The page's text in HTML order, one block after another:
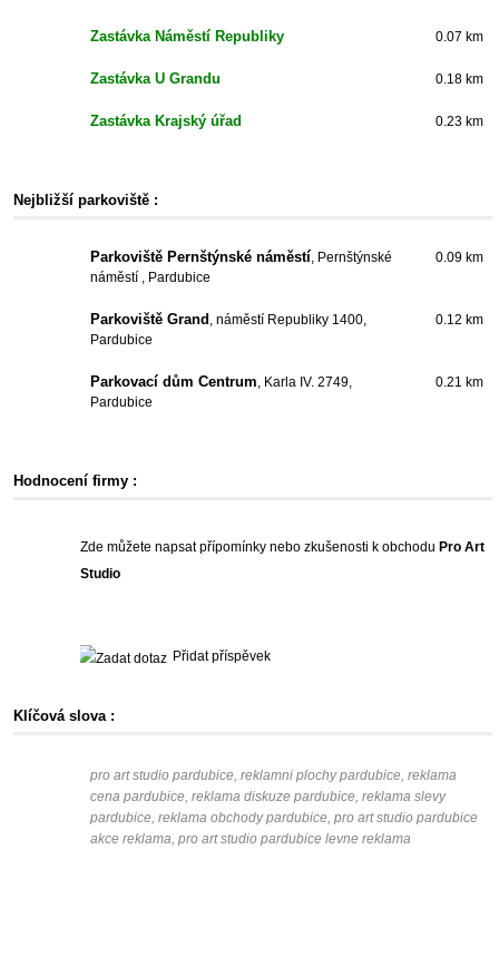
Zastávka Náměstí Republiky 0.07 km
Zastávka U Grandu 0.18 km
Zastávka Krajský úřad 0.23 km
Nejbližší parkoviště :
Parkoviště Pernštýnské náměstí, Pernštýnské
náměstí , Pardubice
0.09 km
Parkoviště Grand , náměstí Republiky 1400,
Pardubice
0.12 km
Parkovací dům Centrum, Karla IV. 2749,
Pardubice
0.21 km
Hodnocení firmy :
Zde můžete napsat přípomínky nebo zkušenosti k obchodu Pro Art
Studio
Přidat příspěvek
Klíčová slova :
pro art studio pardubice, reklamni plochy pardubice, reklama
cena pardubice, reklama diskuze pardubice, reklama slevy
pardubice, reklama obchody pardubice, pro art studio pardubice
akce reklama, pro art studio pardubice levne reklama